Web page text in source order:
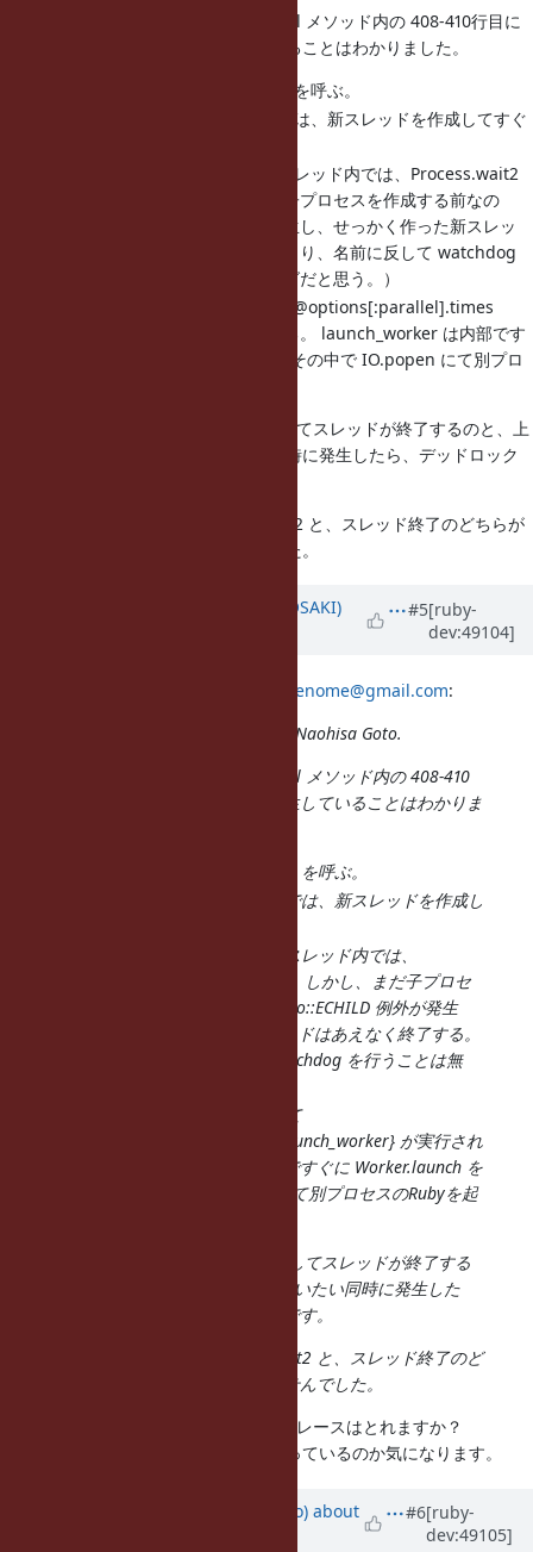
test/lib/test/unit.rb の _run_parallel メソッド内の 408-410行目に
て、以下のタイミングで発生していることはわかりました。
408行目では start_watchdog を呼ぶ。
start_watchdog メソッド内では、新スレッドを作成してすぐ
start_watchdog で作成したスレッド内では、Process.wait2
を呼んでいる。しかし、まだ子プロセスを作成する前なの
で、Errno::ECHILD 例外が発生し、せっかく作った新スレッ
ドはあえなく終了する。（つまり、名前に反して watchdog
を行うことは無い。これはバグだと思う。）
409行めは空行。410行目にて @options[:parallel].times
{launch_worker} が実行される。 launch_worker は内部です
ぐに Worker.launch を呼び、その中で IO.popen にて別プロ
この上記3の Process.wait2 に失敗してスレッドが終了するのと、上
記4のIO.popenの実行がだいたい同時に発生したら、デッドロック
ただし、上記3のうち、Process.wait2 と、スレッド終了のどちらが
要因なのかは、同定できませんでした。
kosaki (Motohiro KOSAKI)
#5[ruby-
dev:49104]
ngotogenome@gmail.com:
has been updated by Naohisa Goto.
test/lib/test/unit.rb の _run_parallel メソッド内の 408-410
行目にて、以下のタイミングで発生していることはわかりま
408行目では start_watchdog を呼ぶ。
start_watchdog メソッド内では、新スレッドを作成し
start_watchdog で作成したスレッド内では、
Process.wait2 を呼んでいる。しかし、まだ子プロセ
スを作成する前なので、Errno::ECHILD 例外が発生
し、せっかく作った新スレッドはあえなく終了する。
（つまり、名前に反して watchdog を行うことは無
409行めは空行。410行目にて
@options[:parallel].times {launch_worker} が実行され
る。 launch_worker は内部ですぐに Worker.launch を
呼び、その中で IO.popen にて別プロセスのRubyを起
この上記3の Process.wait2 に失敗してスレッドが終了する
のと、上記4のIO.popenの実行がだいたい同時に発生した
ら、デッドロックが発生するようです。
ただし、上記3のうち、Process.wait2 と、スレッド終了のど
ちらが要因なのかは、同定できませんでした。
デッドロックしたときのCスタックトレースはとれますか？
特に IO.popen のほうがどこで刺さっているのか気になります。
ngoto (Naohisa Goto) about
#6[ruby-
dev:49105]